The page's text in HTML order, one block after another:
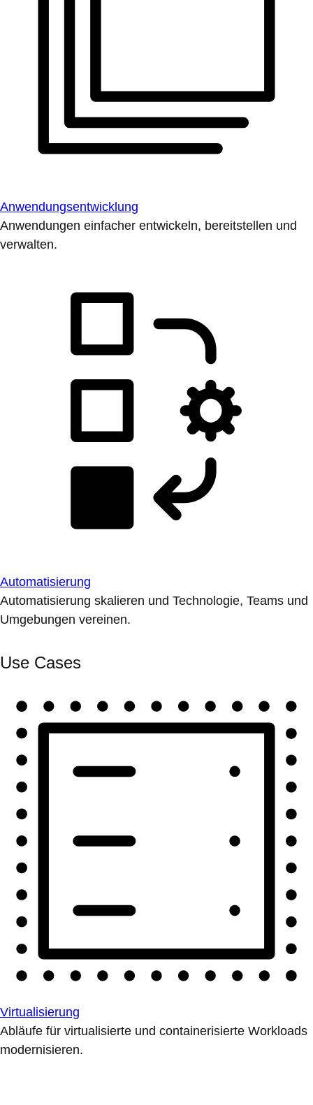
Anwendungsentwicklung
Anwendungen einfacher entwickeln, bereitstellen und
verwalten.
Automatisierung
Automatisierung skalieren und Technologie, Teams und
Umgebungen vereinen.
Use Cases
Virtualisierung
Abläufe für virtualisierte und containerisierte Workloads
modernisieren.